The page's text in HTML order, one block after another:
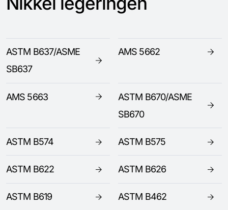
ASTM B637/ASME
SB637
AMS 5662
AMS 5663
ASTM B670/ASME
SB670
ASTM B574 ASTM B575
ASTM B622 ASTM B626
ASTM B619 ASTM B462